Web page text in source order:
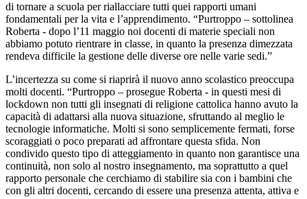
di tornare a scuola per riallacciare tutti quei rapporti umani
fondamentali per la vita e l’apprendimento. “Purtroppo – sottolinea
Roberta - dopo l’11 maggio noi docenti di materie speciali non
abbiamo potuto rientrare in classe, in quanto la presenza dimezzata
rendeva difficile la gestione delle diverse ore nelle varie sedi.”
L’incertezza su come si riaprirà il nuovo anno scolastico preoccupa
molti docenti. “Purtroppo – prosegue Roberta - in questi mesi di
lockdown non tutti gli insegnati di religione cattolica hanno avuto la
capacità di adattarsi alla nuova situazione, sfruttando al meglio le
tecnologie informatiche. Molti si sono semplicemente fermati, forse
scoraggiati o poco preparati ad affrontare questa sfida. Non
condivido questo tipo di atteggiamento in quanto non garantisce una
continuità, non solo al nostro insegnamento, ma soprattutto a quel
rapporto personale che cerchiamo di stabilire sia con i bambini che
con gli altri docenti, cercando di essere una presenza attenta, attiva e